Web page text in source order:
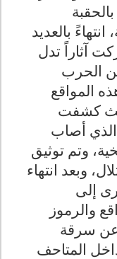
انتهاءً بالعديد
آثاراً تدل
الحرب
المواقع
حيث كشفت
الذي أصاب
وتم توثيق
وبعد انتهاء
إلى
والرموز
عن سرقة
المتاحف